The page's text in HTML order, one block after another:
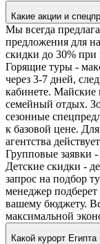
Какие акции и
Мы всегда
предложения для
скидки до 30% при
Горящие туры -
через 3-7 дней,
кабинете. Майские
семейный отдых.
сезонные
к базовой цене.
агентства
Групповые заявки
Детские скидки -
запрос на подбор
менеджер
вашему бюджету.
максимальной
Какой курорт